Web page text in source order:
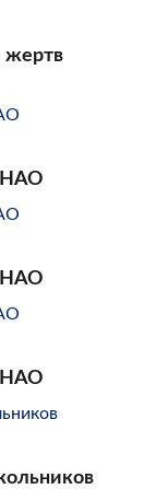
жертв
НАО
НАО
НАО